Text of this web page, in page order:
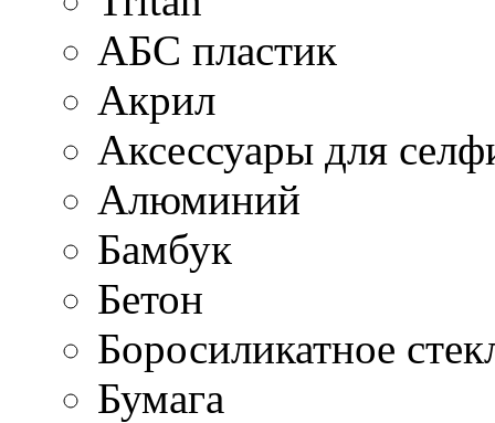
АБС пластик
Акрил
Аксессуары для
Алюминий
Бамбук
Бетон
Боросиликатное
Бумага